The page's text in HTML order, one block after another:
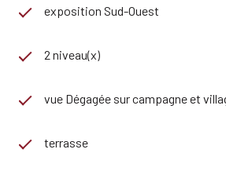
exposition Sud-Ouest
2 niveau(x)
vue Dégagée sur campagne et
terrasse